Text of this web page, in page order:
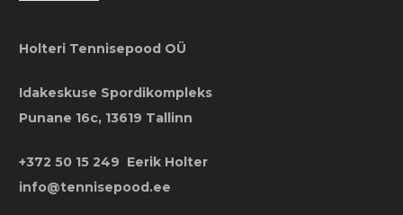
Holteri Tennisepood OÜ
Idakeskuse Spordikompleks
Punane 16c, 13619 Tallinn
+372 50 15 249 Eerik Holter
info@tennisepood.ee